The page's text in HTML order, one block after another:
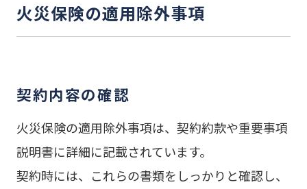
火災保険の適用除外事項
契約内容の確認
火災保険の適用除外事項は、契約約款や重要事項
説明書に詳細に記載されています。
契約時には、これらの書類をしっかりと確認し、